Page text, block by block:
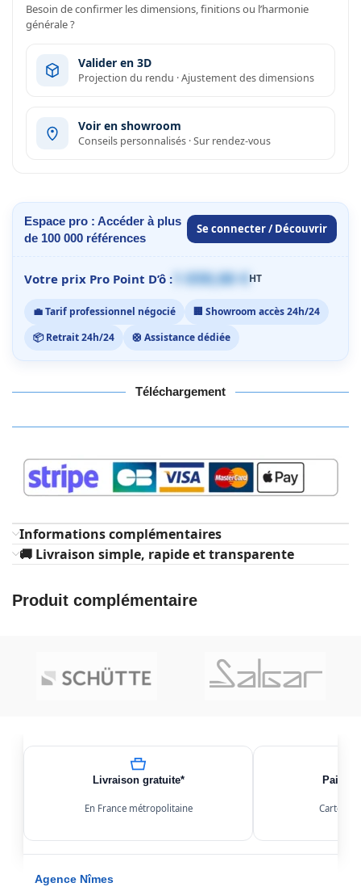
Besoin de confirmer les dimensions, finitions ou l’harmonie
générale ?
Valider en 3D
Projection du rendu · Ajustement des dimensions
Voir en showroom
Conseils personnalisés · Sur rendez-vous
Espace pro : Accéder à plus
de 100 000 références
Se connecter / Découvrir
Votre prix Pro Point D’ô : 1 059,00 €HT
💼 Tarif professionnel négocié
🏢 Showroom accès 24h/24
📦 Retrait 24h/24
🛟 Assistance dédiée
Téléchargement
Informations complémentaires
🚚 Livraison simple, rapide et transparente
Produit complémentaire
Livraison gratuite*
En France métropolitaine Carte,
Agence Nîmes